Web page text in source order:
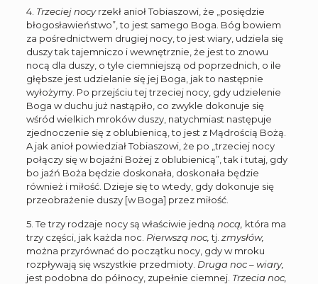
4. Trzeciej nocyrzekł anioł Tobiaszowi, że „posiędzie
błogosławieństwo”, to jest samego Boga. Bóg bowiem
za pośrednictwem drugiej nocy, to jest wiary, udziela się
duszy tak tajemniczo i wewnętrznie, że jest to znowu
nocą dla duszy, o tyle ciemniejszą od poprzednich, o ile
głębsze jest udzielanie się jej Boga, jak to następnie
wyłożymy. Po przejściu tej trzeciej nocy, gdy udzielenie
Boga w duchu już nastąpiło, co zwykle dokonuje się
wśród wielkich mroków duszy, natychmiast następuje
zjednoczenie się z oblubienicą, to jest z Mądrością Bożą.
A jak anioł powiedział Tobiaszowi, że po „trzeciej nocy
połączy się w bojaźni Bożej z oblubienicą”, tak i tutaj, gdy
bo jaźń Boża będzie doskonała, doskonała będzie
również i miłość. Dzieje się to wtedy, gdy dokonuje się
przeobrażenie duszy [w Boga] przez miłość.
5. Te trzy rodzaje nocy są właściwie jedną nocą, która ma
trzy części, jak każda noc. Pierwszą noc, tj. zmysłów,
można przyrównać do początku nocy, gdy w mroku
rozpływają się wszystkie przedmioty. Druga noc – wiary,
jest podobna do północy, zupełnie ciemnej. Trzecia noc,